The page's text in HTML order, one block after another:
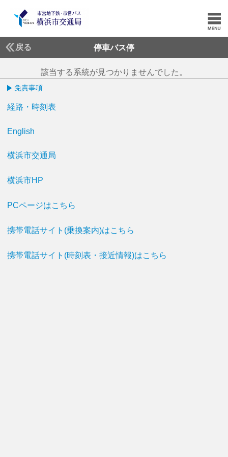
戻る 停車バス停
該当する系統が見つかりませんでした。
免責事項
経路・時刻表
English
横浜市交通局
横浜市HP
PCページはこちら
携帯電話サイト(乗換案内)はこちら
携帯電話サイト(時刻表・接近情報)はこちら